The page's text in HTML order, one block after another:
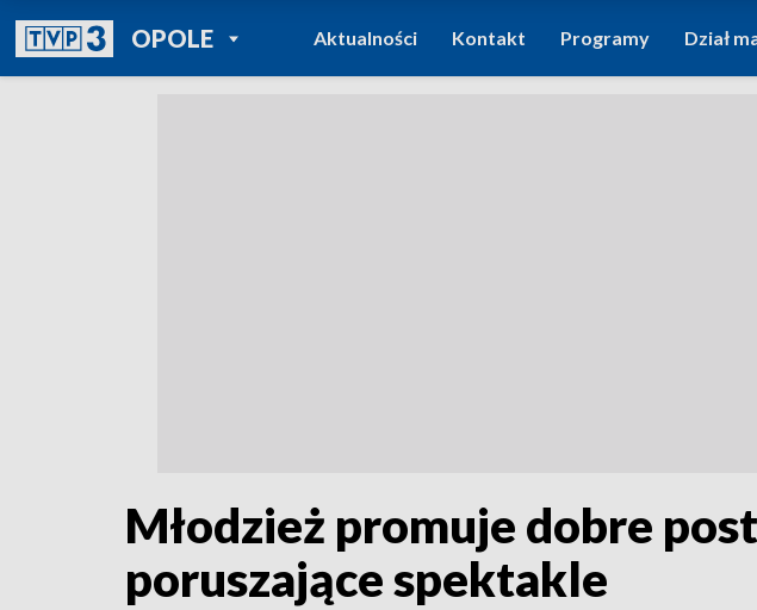
OPOLEPOWRÓT DO
TVP REGIONY
Aktualności Kontakt Programy Dział
Młodzież promuje dobre
poruszające spektakle